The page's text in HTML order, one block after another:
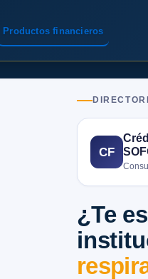
Productos financieros
CF
¿Te